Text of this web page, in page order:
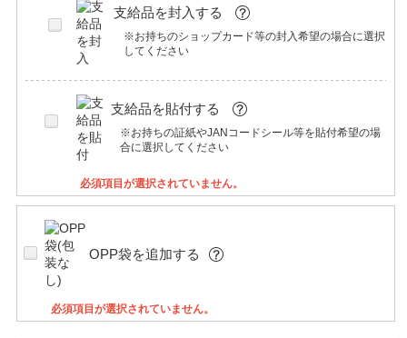
支給品を封入する
※お持ちのショップカード等の封入希望の場合に選択
してください
支給品を貼付する
※お持ちの証紙やJANコードシール等を貼付希望の場
合に選択してください
必須項目が選択されていません。
OPP袋を追加する
必須項目が選択されていません。